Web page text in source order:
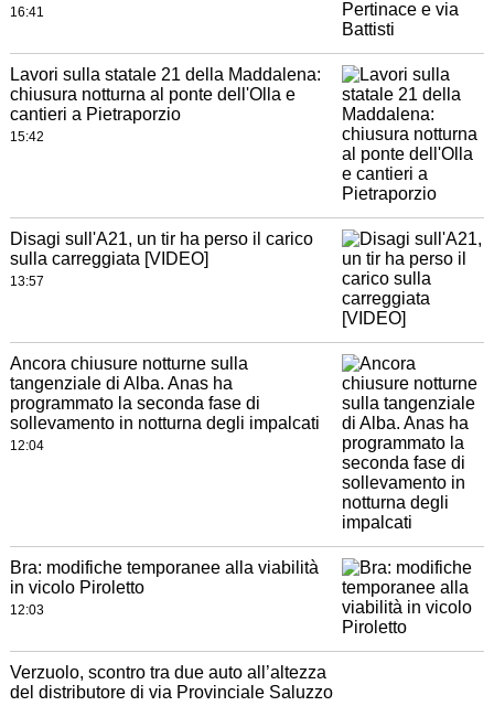
16:41
Lavori sulla statale 21 della Maddalena:
chiusura notturna al ponte dell'Olla e
cantieri a Pietraporzio
15:42
Disagi sull'A21, un tir ha perso il carico
sulla carreggiata [VIDEO]
13:57
Ancora chiusure notturne sulla
tangenziale di Alba. Anas ha
programmato la seconda fase di
sollevamento in notturna degli impalcati
12:04
Bra: modifiche temporanee alla viabilità
in vicolo Piroletto
12:03
Verzuolo, scontro tra due auto all’altezza
del distributore di via Provinciale Saluzzo